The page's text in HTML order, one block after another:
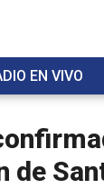
EN VIVO
de